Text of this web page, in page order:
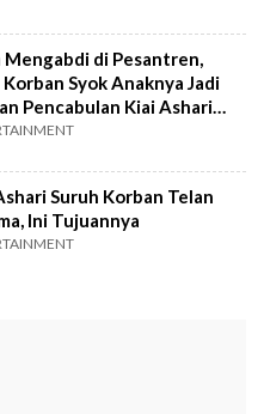
Mengabdi di Pesantren,
Korban Syok Anaknya Jadi
Pencabulan Kiai Ashari
Suruh Korban Telan
Ini Tujuannya